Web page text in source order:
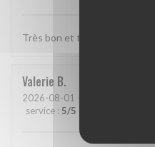
Très bon et très bien presenté
Valerie B
2026-08-01 - 13:15 - guests 2
service : 5/5